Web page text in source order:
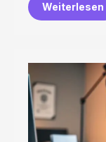
Weiterlesen